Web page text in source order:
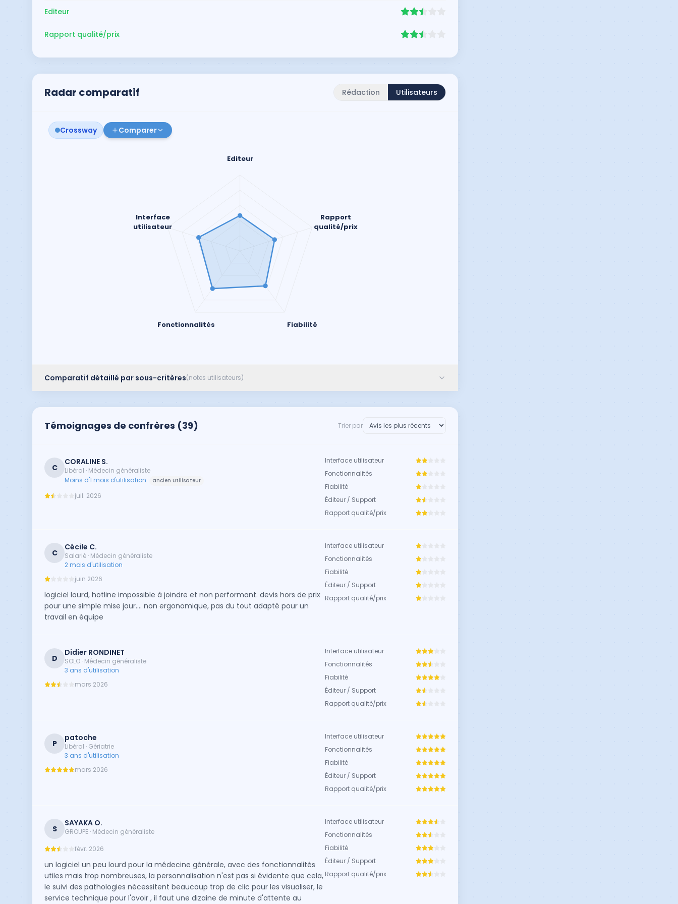
Editeur
Rapport qualité/prix
Radar comparatif Rédaction Utilisateurs
Crossway Comparer
Editeur
Rapport
qualité/prix
Fiabilité
Fonctionnalités
Interface
utilisateur
Comparatif détaillé par sous-critères(notes utilisateurs)
Témoignages de confrères (39) Trier par
C
CORALINE S.
Libéral · Médecin généraliste
Moins d'1 mois d'utilisation
ancien utilisateur
juil. 2026
Interface utilisateur
Fonctionnalités
Fiabilité
Éditeur / Support
Rapport qualité/prix
C
Cécile C.
Salarié · Médecin généraliste
2 mois d'utilisation
juin 2026
logiciel lourd, hotline impossible à joindre et non performant. devis hors de prix
pour une simple mise jour.... non ergonomique, pas du tout adapté pour un
travail en équipe
Interface utilisateur
Fonctionnalités
Fiabilité
Éditeur / Support
Rapport qualité/prix
D
Didier RONDINET
SOLO · Médecin généraliste
3 ans d'utilisation
mars 2026
Interface utilisateur
Fonctionnalités
Fiabilité
Éditeur / Support
Rapport qualité/prix
P
patoche
Libéral · Gériatrie
3 ans d'utilisation
mars 2026
Interface utilisateur
Fonctionnalités
Fiabilité
Éditeur / Support
Rapport qualité/prix
S
SAYAKA O.
GROUPE · Médecin généraliste
févr. 2026
un logiciel un peu lourd pour la médecine générale, avec des fonctionnalités
utiles mais trop nombreuses, la personnalisation n'est pas si évidente que cela,
le suivi des pathologies nécessitent beaucoup trop de clic pour les visualiser, le
service technique pour l'avoir , il faut une dizaine de minute d'attente au
Interface utilisateur
Fonctionnalités
Fiabilité
Éditeur / Support
Rapport qualité/prix